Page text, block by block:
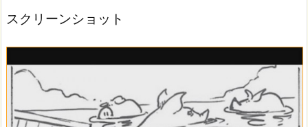
スクリーンショット